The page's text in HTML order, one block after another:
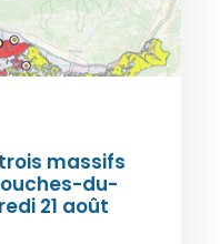
massifs
du-
21 août